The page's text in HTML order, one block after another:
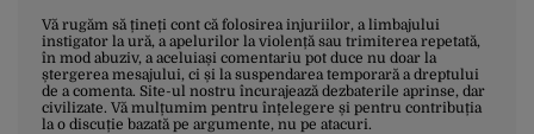
Vă rugăm să țineți cont că folosirea injuriilor, a limbajului
instigator la ură, a apelurilor la violență sau trimiterea repetată,
în mod abuziv, a aceluiași comentariu pot duce nu doar la
ștergerea mesajului, ci și la suspendarea temporară a dreptului
de a comenta. Site-ul nostru încurajează dezbaterile aprinse, dar
civilizate. Vă mulțumim pentru înțelegere și pentru contribuția
la o discuție bazată pe argumente, nu pe atacuri.